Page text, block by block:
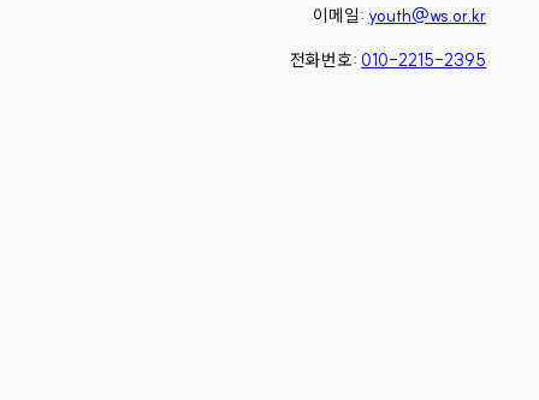
이메일: youth@ws.or.kr
전화번호: 010-2215-2395